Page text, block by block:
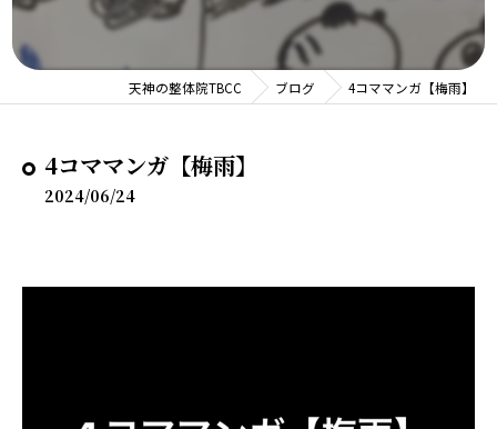
天神の整体院TBCC ブログ 4コママンガ【梅雨】
4コママンガ【梅雨】
2024/06/24